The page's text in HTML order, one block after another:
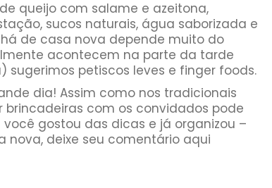
queijo com salame e azeitona,
sucos naturais, água saborizada e
de casa nova depende muito do
acontecem na parte da tarde
petiscos leves e finger foods.
dia! Assim como nos tradicionais
com os convidados pode
gostou das dicas e já organizou –
nova, deixe seu comentário aqui